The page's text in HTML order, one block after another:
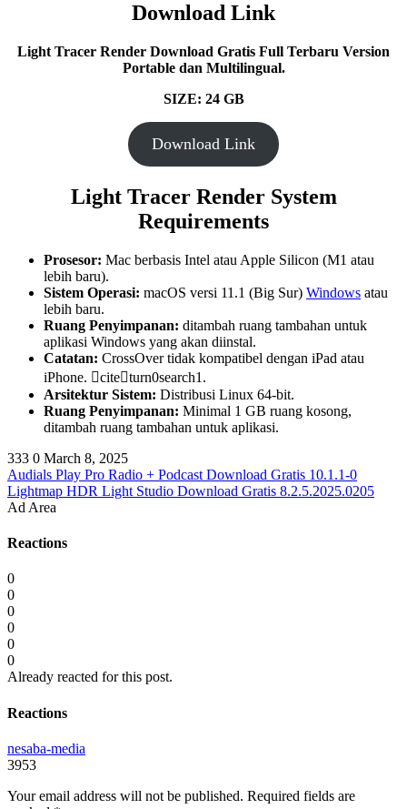
Download Link
Light Tracer Render Download Gratis Full Terbaru Version
Portable dan Multilingual.
SIZE: 24 GB
Download Link
Light Tracer Render System
Requirements
Prosesor: Mac berbasis Intel atau Apple Silicon (M1 atau
lebih baru).
Sistem Operasi: macOS versi 11.1 (Big Sur) Windows atau
lebih baru.
Ruang Penyimpanan: ditambah ruang tambahan untuk
aplikasi Windows yang akan diinstal.
Catatan: CrossOver tidak kompatibel dengan iPad atau
iPhone. citeturn0search1.
Arsitektur Sistem: Distribusi Linux 64-bit.
Ruang Penyimpanan: Minimal 1 GB ruang kosong,
ditambah ruang tambahan untuk aplikasi.
333 0 March 8, 2025
Audials Play Pro Radio + Podcast Download Gratis 10.1.1-0
Lightmap HDR Light Studio Download Gratis 8.2.5.2025.0205
Ad Area
Reactions
0
0
0
0
0
0
Already reacted for this post.
Reactions
nesaba-media
3953
Your email address will not be published. Required fields are